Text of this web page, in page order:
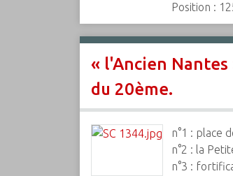
Position :
« l'Ancien
du 20ème.
n°1 : place
n°2 : la
n°3 :